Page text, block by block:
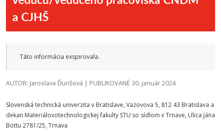
a CJHŠ
Táto informácia exspirovala.
AUTOR: Jaroslava Ďurišová | PUBLIKOVANÉ 30. január 2024
Slovenská technická univerzita v Bratislave, Vazovova 5, 812 43 Bratislava a
dekan Materiálovotechnologickej fakulty STU so sídlom v Trnave, Ulica Jána
Bottu 2781/25, Trnava